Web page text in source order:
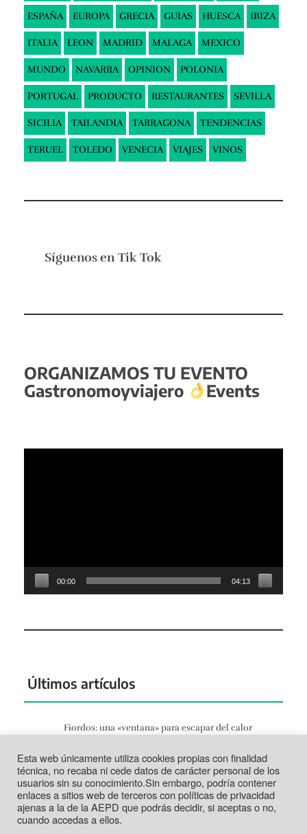
ESPAÑA EUROPA GRECIA GUIAS HUESCA IBIZA
ITALIA LEON MADRID MALAGA MEXICO
MUNDO NAVARRA OPINION POLONIA
PORTUGAL PRODUCTO RESTAURANTES SEVILLA
SICILIA TAILANDIA TARRAGONA TENDENCIAS
TERUEL TOLEDO VENECIA VIAJES VINOS
Síguenos en Tik Tok
ORGANIZAMOS TU EVENTO
Gastronomoyviajero
Events
00:00 04:13
Últimos artículos
Fiordos: una «ventana» para escapar del calor
Tortosa: la vida según el Ebro
Jun 21, 2026
Tabarca: más que un trozo de piedra
Jun 14, 2026
Esta web únicamente utiliza cookies propias con finalidad
técnica, no recaba ni cede datos de carácter personal de los
usuarios sin su conocimiento.Sin embargo, podría contener
enlaces a sitios web de terceros con políticas de privacidad
ajenas a la de la AEPD que podrás decidir, si aceptas o no,
cuando accedas a ellos.